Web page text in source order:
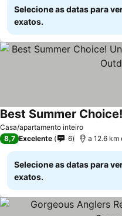
Selecione as datas para
exatos.
Casa/apartamento inteiro
8,7 Excelente 6 a 12.6 km
Selecione as datas para
exatos.